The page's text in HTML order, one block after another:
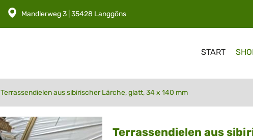
Mandlerweg 3 | 35428 Langgöns
Navigation
START
Terrassendielen aus sibirischer Lärche, glatt, 34 x 140 mm
Terrassendielen aus